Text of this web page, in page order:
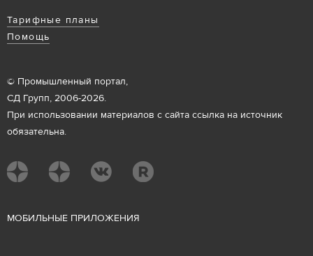
Тарифные планы
Помощь
© Промышленный портал,
СД Групп, 2006-2026.
При использовании материалов с сайта ссылка на источник
обязательна.
МОБИЛЬНЫЕ ПРИЛОЖЕНИЯ